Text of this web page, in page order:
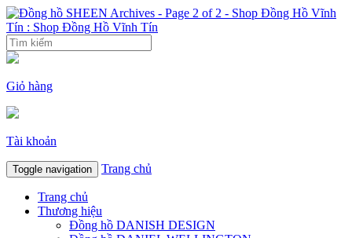
Giỏ hàng
Tài khoản
Toggle navigation Trang chủ
Trang chủ
Thương hiệu
Đồng hồ DANISH DESIGN